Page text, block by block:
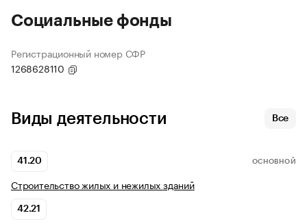
Социальные фонды
Регистрационный номер СФР
1268628110
Виды деятельности Все
41.20 ОСНОВНОЙ
Строительство жилых и нежилых зданий
42.21